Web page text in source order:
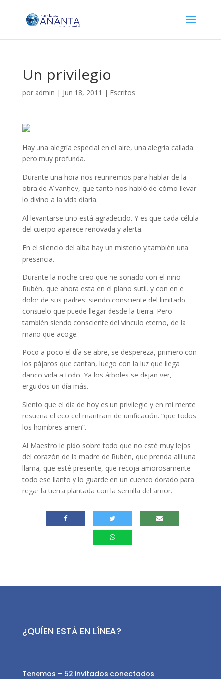
Un privilegio
por admin | Jun 18, 2011 | Escritos
Hay una alegría especial en el aire, una alegría callada
pero muy profunda.
Durante una hora nos reuniremos para hablar de la
obra de Aïvanhov, que tanto nos habló de cómo llevar
lo divino a la vida diaria.
Al levantarse uno está agradecido. Y es que cada célula
del cuerpo aparece renovada y alerta.
En el silencio del alba hay un misterio y también una
presencia.
Durante la noche creo que he soñado con el niño
Rubén, que ahora esta en el plano sutil, y con en el
dolor de sus padres: siendo consciente del limitado
consuelo que puede llegar desde la tierra. Pero
también siendo consciente del vínculo eterno, de la
mano que acoge.
Poco a poco el día se abre, se despereza, primero con
los pájaros que cantan, luego con la luz que llega
dando vida a todo. Ya los árboles se dejan ver,
erguidos un día más.
Siento que el día de hoy es un privilegio y en mi mente
resuena el eco del mantram de unificación: “que todos
los hombres amen”.
Al Maestro le pido sobre todo que no esté muy lejos
del corazón de la madre de Rubén, que prenda allí una
llama, que esté presente, que recoja amorosamente
todo ese llanto y lo guarde en un cuenco dorado para
regar la tierra plantada con la semilla del amor.
¿QUÍEN ESTÁ EN LÍNEA?
Tenemos – 52 invitados conectados